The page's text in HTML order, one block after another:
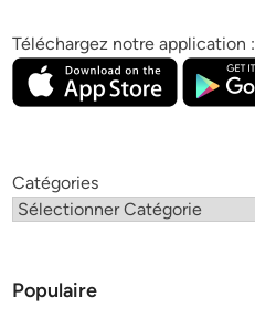
Téléchargez notre application :
Catégories
Populaire